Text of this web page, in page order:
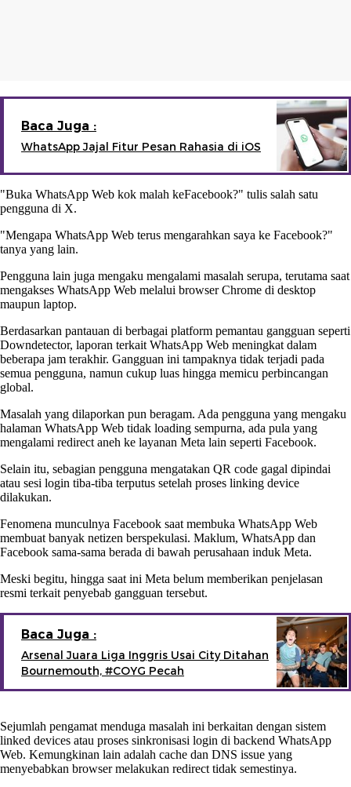
Baca Juga :
WhatsApp Jajal Fitur Pesan Rahasia di iOS
"Buka WhatsApp Web kok malah keFacebook?" tulis salah satu
pengguna di X.
"Mengapa WhatsApp Web terus mengarahkan saya ke Facebook?"
tanya yang lain.
Pengguna lain juga mengaku mengalami masalah serupa, terutama saat
mengakses WhatsApp Web melalui browser Chrome di desktop
maupun laptop.
Berdasarkan pantauan di berbagai platform pemantau gangguan seperti
Downdetector, laporan terkait WhatsApp Web meningkat dalam
beberapa jam terakhir. Gangguan ini tampaknya tidak terjadi pada
semua pengguna, namun cukup luas hingga memicu perbincangan
global.
Masalah yang dilaporkan pun beragam. Ada pengguna yang mengaku
halaman WhatsApp Web tidak loading sempurna, ada pula yang
mengalami redirect aneh ke layanan Meta lain seperti Facebook.
Selain itu, sebagian pengguna mengatakan QR code gagal dipindai
atau sesi login tiba-tiba terputus setelah proses linking device
dilakukan.
Fenomena munculnya Facebook saat membuka WhatsApp Web
membuat banyak netizen berspekulasi. Maklum, WhatsApp dan
Facebook sama-sama berada di bawah perusahaan induk Meta.
Meski begitu, hingga saat ini Meta belum memberikan penjelasan
resmi terkait penyebab gangguan tersebut.
Baca Juga :
Arsenal Juara Liga Inggris Usai City Ditahan
Bournemouth, #COYG Pecah
Sejumlah pengamat menduga masalah ini berkaitan dengan sistem
linked devices atau proses sinkronisasi login di backend WhatsApp
Web. Kemungkinan lain adalah cache dan DNS issue yang
menyebabkan browser melakukan redirect tidak semestinya.